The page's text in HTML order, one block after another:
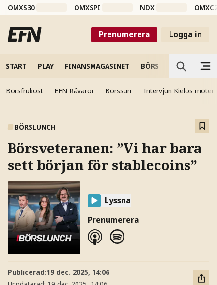
OMXS30 OMXSPI NDX
Prenumerera Logga in
START PLAY FINANSMAGASINET BÖRS VETENSKAP
Börsfrukost EFN Råvaror Börssurr Intervjun Kielos möter
BÖRSLUNCH
Börsveteranen: ”Vi har bara
sett början för stablecoins”
Lyssna
Prenumerera
Publicerad:19 dec. 2025, 14:06